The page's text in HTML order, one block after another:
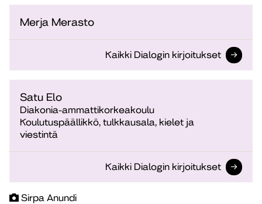
Merja Merasto
Kaikki Dialogin kirjoitukset
Satu Elo
Diakonia-ammattikorkeakoulu
Koulutuspäällikkö, tulkkausala, kielet ja
viestintä
Kaikki Dialogin kirjoitukset
Sirpa Anundi